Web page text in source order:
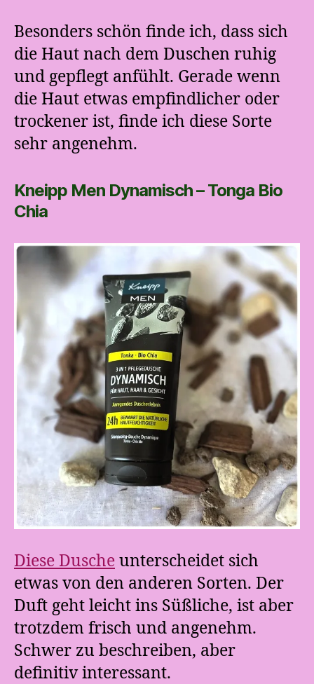
Besonders schön finde ich, dass sich
die Haut nach dem Duschen ruhig
und gepflegt anfühlt. Gerade wenn
die Haut etwas empfindlicher oder
trockener ist, finde ich diese Sorte
sehr angenehm.
Kneipp Men Dynamisch – Tonga Bio
Chia
Diese Dusche unterscheidet sich
etwas von den anderen Sorten. Der
Duft geht leicht ins Süßliche, ist aber
trotzdem frisch und angenehm.
Schwer zu beschreiben, aber
definitiv interessant.